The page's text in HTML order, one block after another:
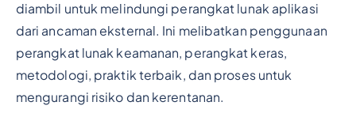
diambil untuk melindungi perangkat lunak aplikasi
dari ancaman eksternal. Ini melibatkan penggunaan
perangkat lunak keamanan, perangkat keras,
metodologi, praktik terbaik, dan proses untuk
mengurangi risiko dan kerentanan.